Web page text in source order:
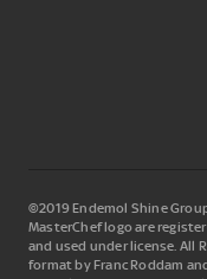
©2019 Endemol Shine
MasterChef logo are
and used under license. All
format by Franc Roddam